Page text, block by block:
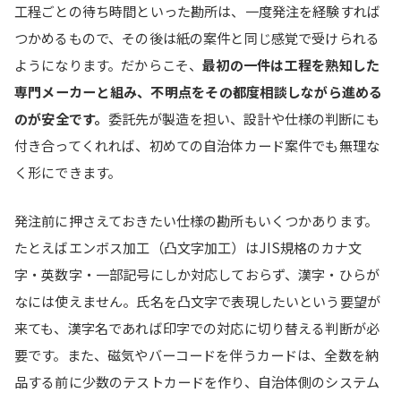
工程ごとの待ち時間といった勘所は、一度発注を経験すれば
つかめるもので、その後は紙の案件と同じ感覚で受けられる
ようになります。だからこそ、最初の一件は工程を熟知した
専門メーカーと組み、不明点をその都度相談しながら進める
のが安全です。 委託先が製造を担い、設計や仕様の判断にも
付き合ってくれれば、初めての自治体カード案件でも無理な
く形にできます。
発注前に押さえておきたい仕様の勘所もいくつかあります。
たとえばエンボス加工（凸文字加工）はJIS規格のカナ文
字・英数字・一部記号にしか対応しておらず、漢字・ひらが
なには使えません。氏名を凸文字で表現したいという要望が
来ても、漢字名であれば印字での対応に切り替える判断が必
要です。また、磁気やバーコードを伴うカードは、全数を納
品する前に少数のテストカードを作り、自治体側のシステム